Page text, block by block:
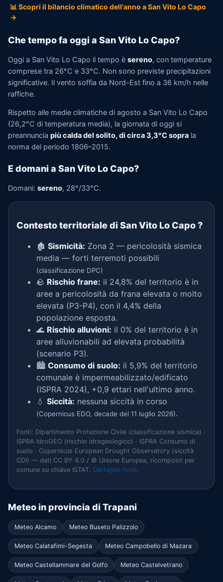
📊 Scopri il bilancio climatico dell'anno a San Vito Lo Capo
→
Che tempo fa oggi a San Vito Lo Capo?
Oggi a San Vito Lo Capo il tempo è sereno, con temperature
comprese tra 26°C e 33°C. Non sono previste precipitazioni
significative. Il vento soffia da Nord-Est fino a 36 km/h nelle
raffiche.
Rispetto alle medie climatiche di agosto a San Vito Lo Capo
(26,2°C di temperatura media), la giornata di oggi si
preannuncia più calda del solito, di circa 3,3°C sopra la
norma del periodo 1806–2015.
E domani a San Vito Lo Capo?
Domani: sereno, 28°/33°C.
Contesto territoriale di San Vito Lo Capo?
🏚️ Sismicità: Zona 2 — pericolosità sismica
media — forti terremoti possibili
(classificazione DPC)
🪨 Rischio frane: il 24,8% del territorio è in
aree a pericolosità da frana elevata o molto
elevata (P3-P4), con il 4,4% della
popolazione esposta.
🌊 Rischio alluvioni: il 0% del territorio è in
aree alluvionabili ad elevata probabilità
(scenario P3).
🏙️ Consumo di suolo: il 5,9% del territorio
comunale è impermeabilizzato/edificato
(ISPRA 2024), +0,9 ettari nell'ultimo anno.
💧 Siccità: nessuna siccità in corso
(Copernicus EDO, decade del 11 luglio 2026).
Fonti: Dipartimento Protezione Civile (classificazione sismica) ·
ISPRA IdroGEO (rischio idrogeologico) · ISPRA Consumo di
suolo · Copernicus European Drought Observatory (siccità
CDI) — dati CC BY 4.0 / © Unione Europea, ricomposti per
comune su chiave ISTAT. Dettaglio fonti.
Meteo in provincia di Trapani
Meteo Alcamo Meteo Buseto Palizzolo
Meteo Calatafimi-Segesta Meteo Campobello di Mazara
Meteo Castellammare del Golfo Meteo Castelvetrano